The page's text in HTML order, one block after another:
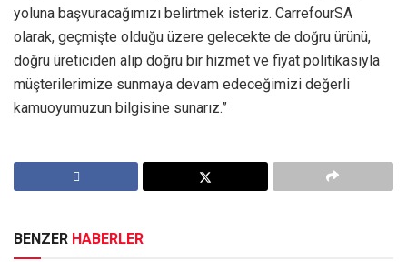
yoluna başvuracağımızı belirtmek isteriz. CarrefourSA
olarak, geçmişte olduğu üzere gelecekte de doğru ürünü,
doğru üreticiden alıp doğru bir hizmet ve fiyat politikasıyla
müşterilerimize sunmaya devam edeceğimizi değerli
kamuoyumuzun bilgisine sunarız.”
BENZER HABERLER